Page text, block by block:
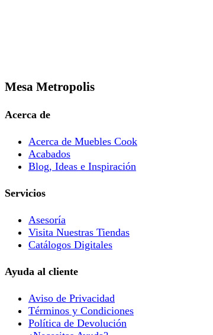
Mesa Metropolis
Acerca de
Acerca de Muebles Cook
Acabados
Blog, Ideas e Inspiración
Servicios
Asesoría
Visita Nuestras Tiendas
Catálogos Digitales
Ayuda al cliente
Aviso de Privacidad
Términos y Condiciones
Política de Devolución